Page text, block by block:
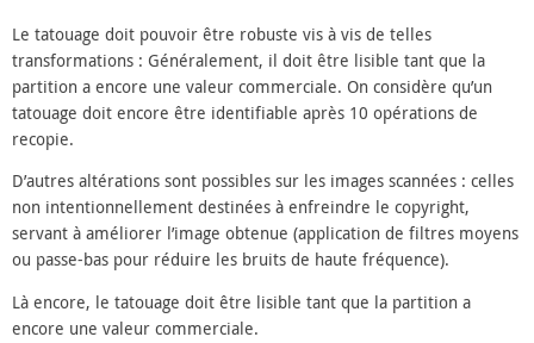
Le tatouage doit pouvoir être robuste vis à vis de telles
transformations : Généralement, il doit être lisible tant que la
partition a encore une valeur commerciale. On considère qu’un
tatouage doit encore être identifiable après 10 opérations de
recopie.
D’autres altérations sont possibles sur les images scannées : celles
non intentionnellement destinées à enfreindre le copyright,
servant à améliorer l’image obtenue (application de filtres moyens
ou passe-bas pour réduire les bruits de haute fréquence).
Là encore, le tatouage doit être lisible tant que la partition a
encore une valeur commerciale.